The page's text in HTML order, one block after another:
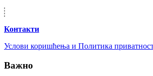
Контакти
Услови коришћења и Политика
Важно